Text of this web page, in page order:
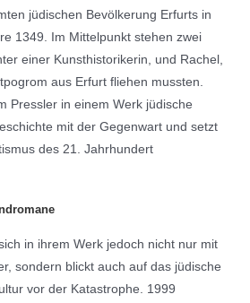
jüdischen Bevölkerung Erfurts in
1349. Im Mittelpunkt stehen zwei
einer Kunsthistorikerin, und Rachel,
aus Erfurt fliehen mussten.
Pressler in einem Werk jüdische
mit der Gegenwart und setzt
des 21. Jahrhundert
in ihrem Werk jedoch nicht nur mit
sondern blickt auch auf das jüdische
vor der Katastrophe. 1999